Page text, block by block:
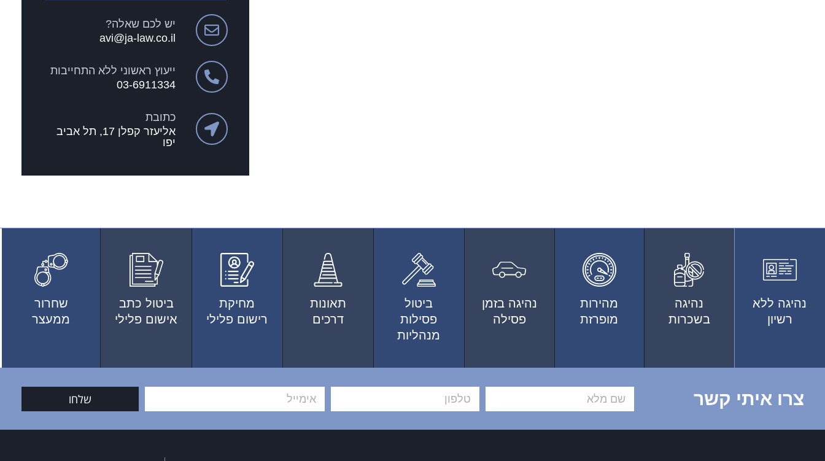
יש לכם שאלה?
avi@ja-law.co.il
ייעוץ ראשוני ללא התחייבות
03-6911334
כתובת
אליעזר קפלן 17, תל אביב
יפו
נהיגה ללא
רשיון
נהיגה
בשכרות
מהירות
מופרזת
נהיגה בזמן
פסילה
ביטול
פסילות
מנהליות
תאונות
דרכים
מחיקת
רישום פלילי
ביטול כתב
אישום פלילי
שחרור
ממעצר
צרו איתי קשר שלחו